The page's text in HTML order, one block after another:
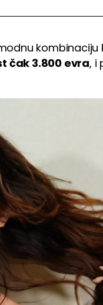
kombinaciju
čak 3.800 evra, i